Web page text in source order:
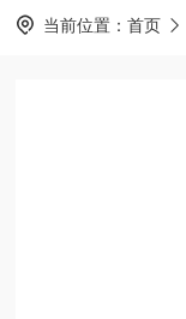
当前位置： 首页